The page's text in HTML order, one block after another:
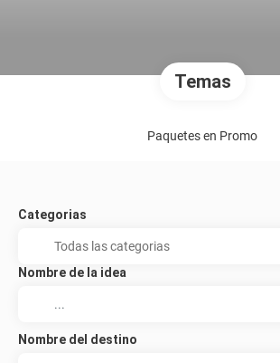
Temas
Paquetes en Promo
Categorias
Nombre de la idea
Nombre del destino